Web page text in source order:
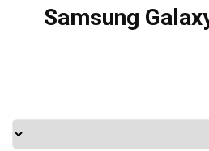
Samsung